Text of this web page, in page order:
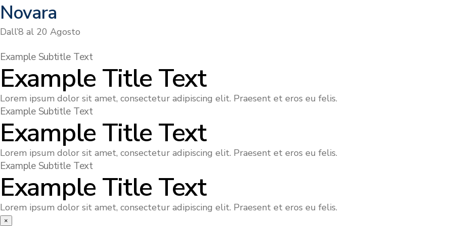
Novara
Dall’8 al 20 Agosto
Example Subtitle Text
Example Title Text
Lorem ipsum dolor sit amet, consectetur adipiscing elit. Praesent et eros eu felis.
Example Subtitle Text
Example Title Text
Lorem ipsum dolor sit amet, consectetur adipiscing elit. Praesent et eros eu felis.
Example Subtitle Text
Example Title Text
Lorem ipsum dolor sit amet, consectetur adipiscing elit. Praesent et eros eu felis.
×